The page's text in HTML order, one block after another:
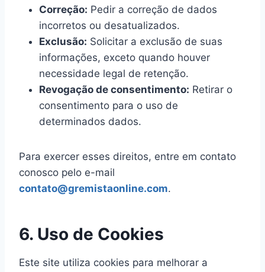
Correção: Pedir a correção de dados
incorretos ou desatualizados.
Exclusão: Solicitar a exclusão de suas
informações, exceto quando houver
necessidade legal de retenção.
Revogação de consentimento: Retirar o
consentimento para o uso de
determinados dados.
Para exercer esses direitos, entre em contato
conosco pelo e-mail
contato@gremistaonline.com.
6. Uso de Cookies
Este site utiliza cookies para melhorar a